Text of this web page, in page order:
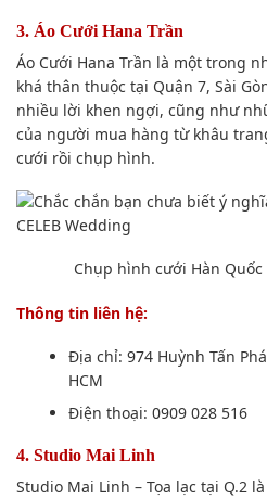
3. Áo Cưới Hana Trần
Áo Cưới Hana Trần là một trong
khá thân thuộc tại Quận 7, Sài
nhiều lời khen ngợi, cũng như
của người mua hàng từ khâu
cưới rồi chụp hình.
Chụp hình cưới Hàn Quốc
Thông tin liên hệ:
Địa chỉ: 974 Huỳnh Tấn
HCM
Điện thoại: 0909 028 516
4. Studio Mai Linh
Studio Mai Linh – Tọa lạc tại Q.2